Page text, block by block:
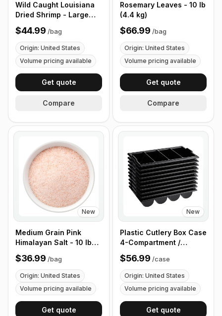
Wild Caught Louisiana
Dried Shrimp - Large
Size - 1 lb (453g)
$44.99 /bag
Origin: United States
Volume pricing available
Get quote
Compare
Rosemary Leaves - 10 lb
(4.4 kg)
$66.99 /bag
Origin: United States
Volume pricing available
Get quote
Compare
New
Medium Grain Pink
Himalayan Salt - 10 lb
(4.4 kg)
$36.99 /bag
Origin: United States
Volume pricing available
Get quote
New
Plastic Cutlery Box Case
4-Compartment /
Flatware Bin with
Handles - 5 Pieces
$56.99 /case
Origin: United States
Volume pricing available
Get quote